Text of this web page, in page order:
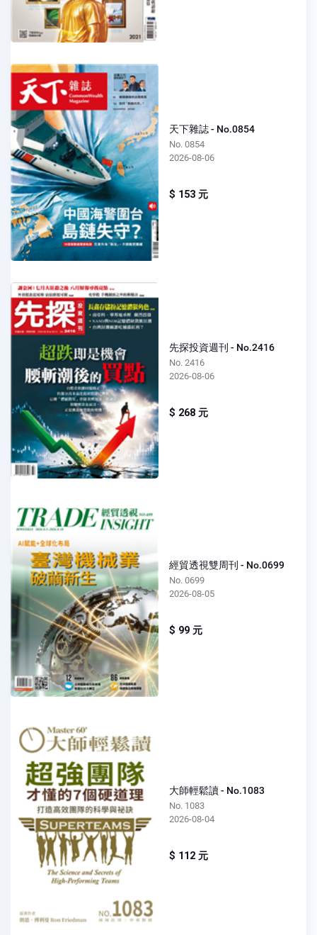
天下雜誌 - No.0854
No. 0854
2026-08-06
$ 153 元
先探投資週刊 - No.2416
No. 2416
2026-08-06
$ 268 元
經貿透視雙周刊 - No.0699
No. 0699
2026-08-05
$ 99 元
大師輕鬆讀 - No.1083
No. 1083
2026-08-04
$ 112 元